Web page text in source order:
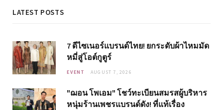
LATEST POSTS
7 ดีไซเนอร์แบรนด์ไทย! ยกระดับผ้าไหมมัด
หมี่สู่โอต์กูตูร์
EVENT AUGUST 7, 2026
"ฌอน โพเอม" โชว์ทะเบียนสมรสผู้บริหาร
หนุ่มร้านเพชรแบรนด์ดัง! ที่แท้เรื่อง